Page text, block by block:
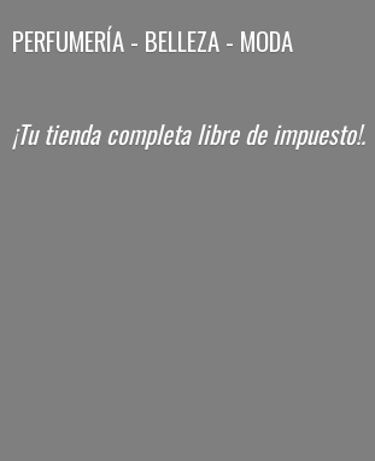
PERFUMERÍA - BELLEZA - MODA
¡Tu tienda completa librede impuesto!.